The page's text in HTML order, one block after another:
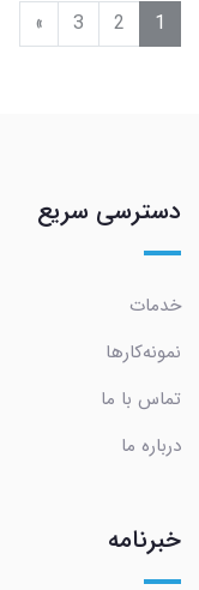
1
2
3
»
دسترسی سریع
خدمات
نمونه‌کارها
تماس با ما
درباره ما
خبرنامه